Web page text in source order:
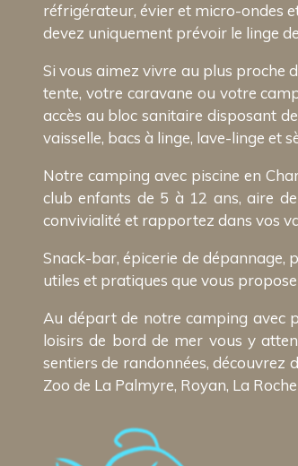
réfrigérateur, évier et micro-ondes
devez uniquement prévoir le linge
Si vous aimez vivre au plus proche
tente, votre caravane ou votre
accès au bloc sanitaire disposant
vaisselle, bacs à linge, lave-linge et
Notre camping avec piscine en
club enfants de 5 à 12 ans, aire
convivialité et rapportez dans vos
Snack-bar, épicerie de dépannage,
utiles et pratiques que vous
Au départ de notre camping avec
loisirs de bord de mer vous y
sentiers de randonnées, découvrez
Zoo de La Palmyre, Royan, La